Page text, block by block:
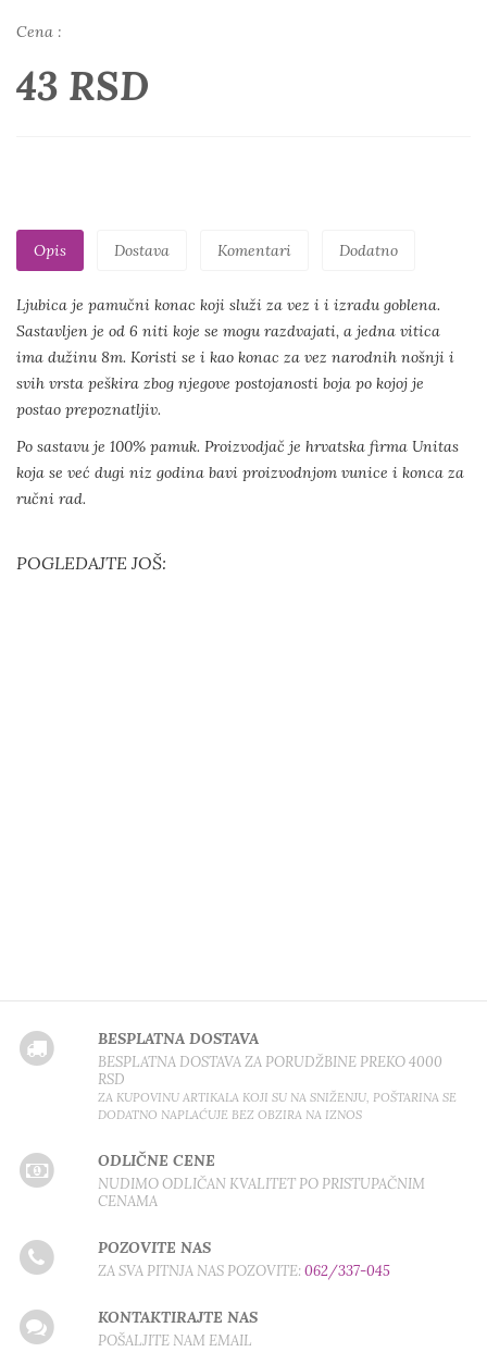
Cena :
43 RSD
Opis Dostava Komentari Dodatno
Ljubica je pamučni konac koji služi za vez i i izradu goblena.
Sastavljen je od 6 niti koje se mogu razdvajati, a jedna vitica
ima dužinu 8m. Koristi se i kao konac za vez narodnih nošnji i
svih vrsta peškira zbog njegove postojanosti boja po kojoj je
postao prepoznatljiv.
Po sastavu je 100% pamuk. Proizvodjač je hrvatska firma Unitas
koja se već dugi niz godina bavi proizvodnjom vunice i konca za
ručni rad.
POGLEDAJTE JOŠ:
BESPLATNA DOSTAVA
BESPLATNA DOSTAVA ZA PORUDŽBINE PREKO 4000
RSD
ZA KUPOVINU ARTIKALA KOJI SU NA SNIŽENJU, POŠTARINA SE
DODATNO NAPLAĆUJE BEZ OBZIRA NA IZNOS
ODLIČNE CENE
NUDIMO ODLIČAN KVALITET PO PRISTUPAČNIM
CENAMA
POZOVITE NAS
ZA SVA PITNJA NAS POZOVITE:062/337-045
KONTAKTIRAJTE NAS
POŠALJITE NAM EMAIL